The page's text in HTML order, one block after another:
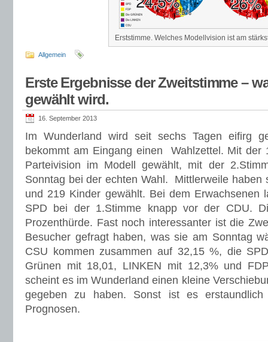
Erststimme. Welches Modellvision ist am
Allgemein
Erste Ergebnisse der Zweitstimme –
gewählt wird.
16. September 2013
Im Wunderland wird seit sechs Tagen eifirg
bekommt am Eingang einen Wahlzettel. Mit der
Parteivision im Modell gewählt, mit der
Sonntag bei der echten Wahl. Mittlerweile haben
und 219 Kinder gewählt. Bei dem Erwachsenen
SPD bei der 1.Stimme knapp vor der CDU.
Prozenthürde. Fast noch interessanter ist die
Besucher gefragt haben, was sie am Sonntag
CSU kommen zusammen auf 32,15 %, die
Grünen mit 18,01, LINKEN mit 12,3% und
scheint es im Wunderland einen kleine
gegeben zu haben. Sonst ist es
Prognosen.